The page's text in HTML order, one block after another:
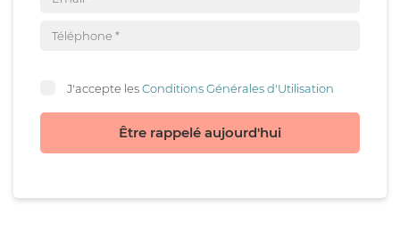
J'accepte lesConditions Générales d'Utilisation
Être rappelé aujourd'hui